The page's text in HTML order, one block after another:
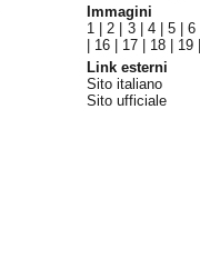
Immagini
1 |2 3| 4|5 |6
16 17 18 19
Link esterni
Sito italiano
Sito ufficiale